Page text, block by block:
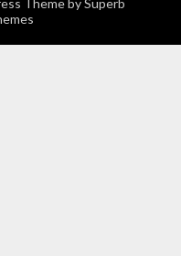
Theme bySuperb